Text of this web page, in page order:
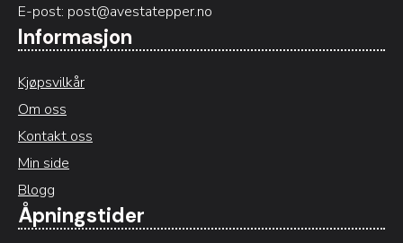
E-post: post@avestatepper.no
Informasjon
Kjøpsvilkår
Om oss
Kontakt oss
Min side
Blogg
Åpningstider